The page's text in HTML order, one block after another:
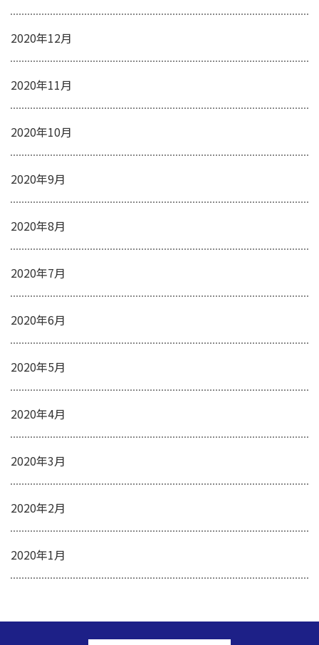
2020年12月
2020年11月
2020年10月
2020年9月
2020年8月
2020年7月
2020年6月
2020年5月
2020年4月
2020年3月
2020年2月
2020年1月